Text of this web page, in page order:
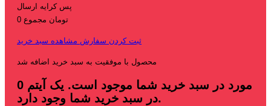
پس کرایه ارسال
0 تومان مجموع
ثبت کردن سفارش مشاهده سبد خرید
محصول با موفقیت به سبد خرید اضافه شد
0 مورد در سبد خرید شما موجود است. یک آیتم
در سبد خرید شما وجود دارد.